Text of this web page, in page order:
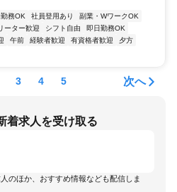
務OK 社員登用あり
副業・WワークOK
ーター歓迎 シフト自由
即日勤務OK
午前 経験者歓迎 有資格者歓迎
夕方
3 4 5 次へ
着求人を受け取る
のほか、おすすめ情報なども配信しま